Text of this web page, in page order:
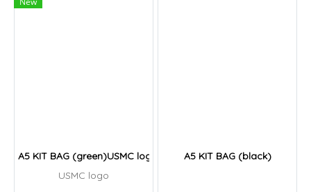
A5 KIT BAG (green)USMC logo
USMC logo
A5 KIT BAG (black)